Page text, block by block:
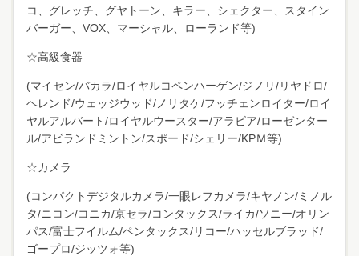
コ、グレッチ、グヤトーン、キラー、シェクター、スタイン
バーガー、VOX、マーシャル、ローランド等)
☆高級食器
(マイセン/バカラ/ロイヤルコペンハーゲン/ジノリ/リヤドロ/
ヘレンド/ウェッジウッド/ノリタケ/フッチェンロイター/ロイ
ヤルアルバート/ロイヤルウースター/アラビア/ローゼンター
ル/アビランドミントン/スポード/シェリー/KPＭ等)
☆カメラ
(コンパクトデジタルカメラ/一眼レフカメラ/キヤノン/ミノル
タ/ニコン/コニカ/京セラ/コンタックス/ライカ/ソニー/オリン
パス/富士フイルム/ペンタックス/リコー/ハッセルブラッド/
ゴープロ/ジッツォ等)